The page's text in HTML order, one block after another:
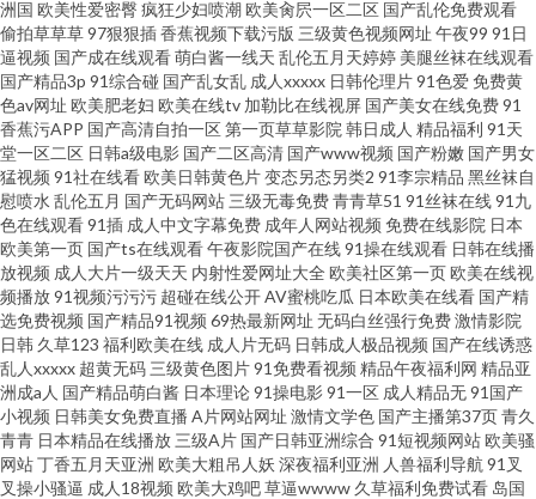
洲国 欧美性爱密臀疯狂少妇喷潮欧美肏屄一区二区 国产乱伦免费观看
偷拍草草草97狠狠插香蕉视频下载污版 三级黄色视频网址 午夜99 91日
逼视频 国产成在线观看萌白酱一线天 乱伦五月天婷婷 美腿丝袜在线观看
国产精品3p 91综合碰 国产乱女乱 成人xxxxx 日韩伦理片91色爱免费黄
色av网址 欧美肥老妇 欧美在线tv 加勒比在线视屏 国产美女在线免费91
香蕉污APP 国产高清自拍一区第一页草草影院 韩日成人 精品福利 91天
堂一区二区 日韩a级电影 国产二区高清 国产www视频 国产粉嫩 国产男女
猛视频 91社在线看欧美日韩黄色片变态另态另类2 91李宗精品 黑丝袜自
慰喷水 乱伦五月 国产无码网站 三级无毒免费青青草51 91丝袜在线91九
色在线观看91插 成人中文字幕免费 成年人网站视频 免费在线影院 日本
欧美第一页 国产ts在线观看午夜影院国产在线91操在线观看 日韩在线播
放视频 成人大片一级天天 内射性爱网址大全 欧美社区第一页欧美在线视
频播放91视频污污污 超碰在线公开AV蜜桃吃瓜 日本欧美在线看 国产精
选免费视频 国产精品91视频 69热最新网址 无码白丝强行免费激情影院
日韩 久草123 福利欧美在线 成人片无码 日韩成人极品视频 国产在线诱惑
乱人xxxxx 超黄无码 三级黄色图片91免费看视频 精品午夜福利网 精品亚
洲成a人 国产精品萌白酱 日本理论91操电影91一区 成人精品无91国产
小视频 日韩美女免费直播 A片网站网址 激情文学色 国产主播第37页青久
青青 日本精品在线播放 三级A片 国产日韩亚洲综合 91短视频网站欧美骚
网站丁香五月天亚洲 欧美大粗吊人妖 深夜福利亚洲 人兽福利导航 91叉
叉操小骚逼 成人18视频 欧美大鸡吧草逼wwww 久草福利免费试看 岛国